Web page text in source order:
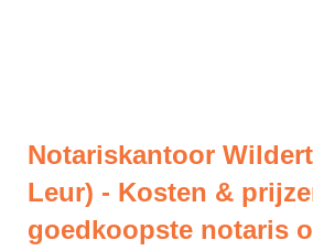
Notariskantoor
Leur) - Kosten &
goedkoopste notaris